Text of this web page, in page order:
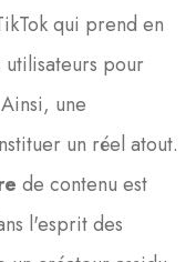
qui prend en
pour
une
un réel atout.
de contenu est
l'esprit des